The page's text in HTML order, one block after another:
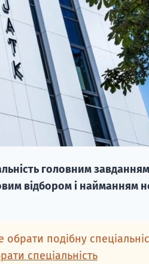
головним
відбором і найманням
подібну
спеціальність